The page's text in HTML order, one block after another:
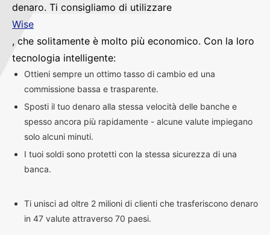
denaro. Ti consigliamo di utilizzare
Wise
, che solitamente è molto più economico. Con la loro
tecnologia intelligente:
Ottieni sempre un ottimo tasso di cambio ed una
commissione bassa e trasparente.
Sposti il tuo denaro alla stessa velocità delle banche e
spesso ancora più rapidamente - alcune valute impiegano
solo alcuni minuti.
I tuoi soldi sono protetti con la stessa sicurezza di una
banca.
Ti unisci ad oltre 2 milioni di clienti che trasferiscono denaro
in 47 valute attraverso 70 paesi.